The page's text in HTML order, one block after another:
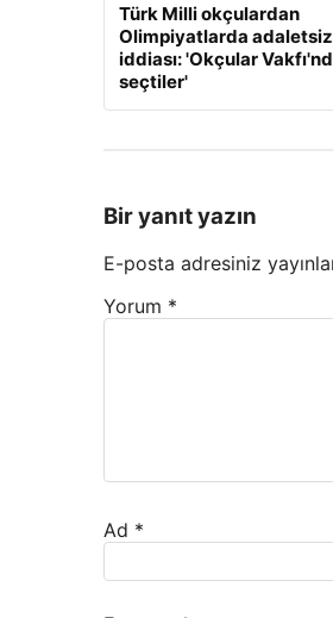
Türk Milli okçulardan
Olimpiyatlarda
iddiası: 'Okçular
seçtiler'
Bir yanıt yazın
E-posta adresiniz
Yorum *
Ad *